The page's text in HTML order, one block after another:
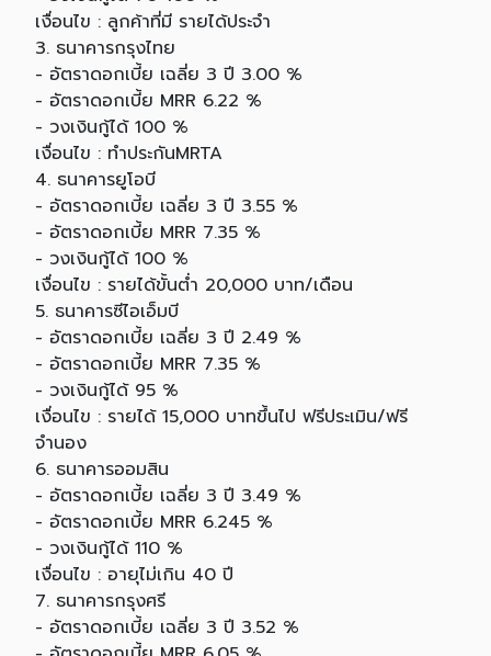
เงื่อนไข : ลูกค้าที่มี รายได้ประจำ
3. ธนาคารกรุงไทย
- อัตราดอกเบี้ย เฉลี่ย 3 ปี 3.00 %
- อัตราดอกเบี้ย MRR 6.22 %
- วงเงินกู้ได้ 100 %
เงื่อนไข : ทำประกันMRTA
4. ธนาคารยูโอบี
- อัตราดอกเบี้ย เฉลี่ย 3 ปี 3.55 %
- อัตราดอกเบี้ย MRR 7.35 %
- วงเงินกู้ได้ 100 %
เงื่อนไข : รายได้ขั้นต่ำ 20,000 บาท/เดือน
5. ธนาคารซีไอเอ็มบี
- อัตราดอกเบี้ย เฉลี่ย 3 ปี 2.49 %
- อัตราดอกเบี้ย MRR 7.35 %
- วงเงินกู้ได้ 95 %
เงื่อนไข : รายได้ 15,000 บาทขึ้นไป ฟรีประเมิน/ฟรี
จำนอง
6. ธนาคารออมสิน
- อัตราดอกเบี้ย เฉลี่ย 3 ปี 3.49 %
- อัตราดอกเบี้ย MRR 6.245 %
- วงเงินกู้ได้ 110 %
เงื่อนไข : อายุไม่เกิน 40 ปี
7. ธนาคารกรุงศรี
- อัตราดอกเบี้ย เฉลี่ย 3 ปี 3.52 %